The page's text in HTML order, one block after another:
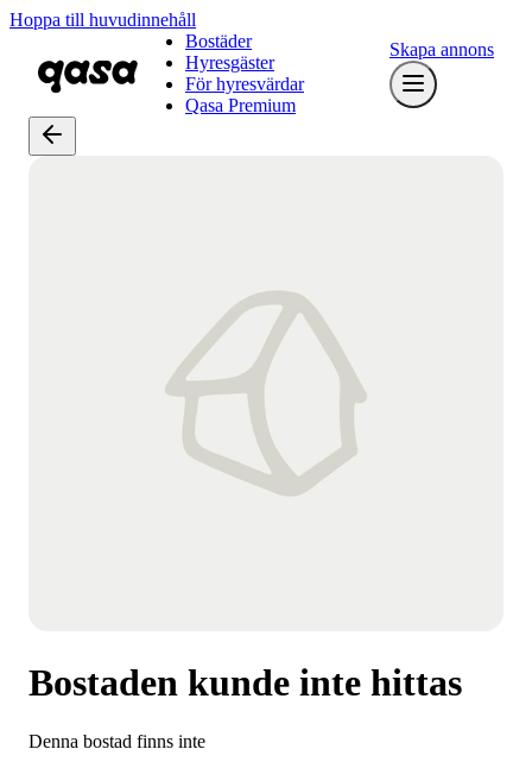
Hoppa till huvudinnehåll
Bostäder
Hyresgäster
För hyresvärdar
Qasa Premium
Skapa annons
Bostaden kunde inte hittas
Denna bostad finns inte